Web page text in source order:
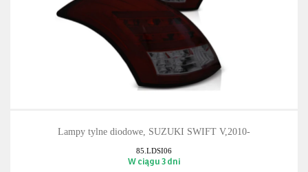
Lampy tylne diodowe, SUZUKI SWIFT V,2010-
85.LDSI06
W ciągu 3 dni